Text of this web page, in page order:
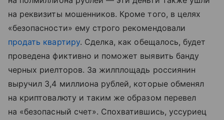
на реквизиты мошенников. Кроме того, в целях
«безопасности» ему строго рекомендовали
продать квартиру. Сделка, как обещалось, будет
проведена фиктивно и поможет выявить банду
черных риелторов. За жилплощадь россиянин
выручил 3,4 миллиона рублей, которые обменял
на криптовалюту и таким же образом перевел
на «безопасный счет». Спохватившись, уссуриец